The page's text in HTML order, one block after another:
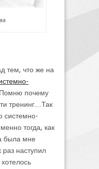
тем, что же на
почему
тренинг…Так
системно-
тогда, как
была мне
наступил